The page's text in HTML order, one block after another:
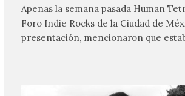
Apenas la semana pasada Human
Foro Indie Rocks de la Ciudad de
presentación, mencionaron que